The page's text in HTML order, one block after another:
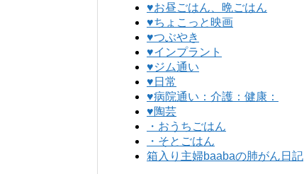
♥お昼ごはん、晩ごはん
♥ちょこっと映画
♥つぶやき
♥インプラント
♥ジム通い
♥日常
♥病院通い：介護：健康：
♥陶芸
・おうちごはん
・そとごはん
箱入り主婦baabaの肺がん日記